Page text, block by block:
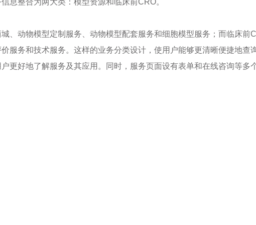
息整合为两大类：模型资源和临床前CRO。
、动物模型定制服务、动物模型配套服务和细胞模型服务；而临床前
服务和技术服务。这样的业务分类设计，使用户能够更清晰便捷地查
更好地了解服务及其应用。同时，服务页面设有表单和在线咨询等多